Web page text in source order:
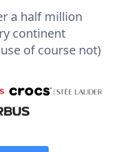
a half million
continent
of course not)